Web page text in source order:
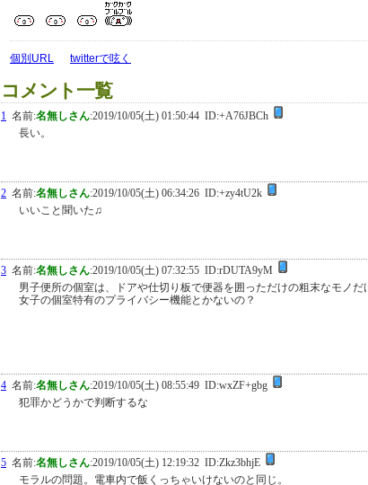
個別URL twitterで呟く
コメント一覧
1 名前:名無しさん:2019/10/05(土) 01:50:44 ID:+A76JBCh
長い。
2 名前:名無しさん:2019/10/05(土) 06:34:26 ID:+zy4tU2k
いいこと聞いた♫
3 名前:名無しさん:2019/10/05(土) 07:32:55 ID:rDUTA9yM
男子便所の個室は、ドアや仕切り板で便器を囲っただけの粗末なモノ
女子の個室特有のプライバシー機能とかないの？
4 名前:名無しさん:2019/10/05(土) 08:55:49 ID:wxZF+gbg
犯罪かどうかで判断するな
5 名前:名無しさん:2019/10/05(土) 12:19:32 ID:Zkz3bhjE
モラルの問題。電車内で飯くっちゃいけないのと同じ。